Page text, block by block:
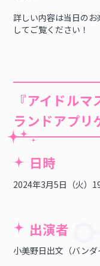
詳しい内容は当日の
してご覧ください！
『アイドル
ランドアプリ
日時
2024年3月5日（火）
出演者
小美野日出文（バンダ